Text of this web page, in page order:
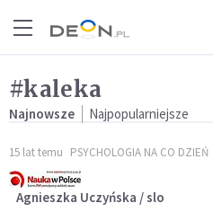
#kaleka
Najnowsze Najpopularniejsze
15 lat temu PSYCHOLOGIA NA CO DZIEŃ
Agnieszka Uczyńska / slo